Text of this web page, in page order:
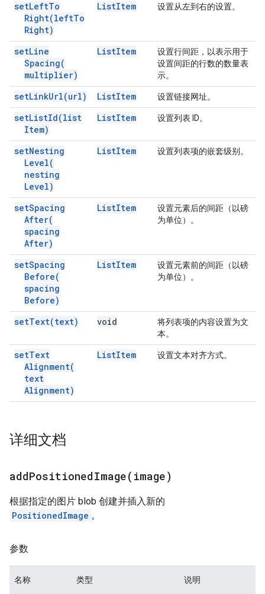
setLeftTo
Right(leftTo
Right)
ListItem 设置从左到右的设置。
setLine
Spacing(
multiplier)
ListItem
设置行间距，以表示用于
设置间距的行数的数量表
示。
setLinkUrl(url) ListItem 设置链接网址。
setListId(list
Item)
ListItem 设置列表 ID。
setNesting
Level(
nesting
Level)
ListItem 设置列表项的嵌套级别。
setSpacing
After(
spacing
After)
ListItem
设置元素后的间距（以磅
为单位）。
setSpacing
Before(
spacing
Before)
ListItem
设置元素前的间距（以磅
为单位）。
setText(text) void
将列表项的内容设置为文
本。
setText
Alignment(
text
Alignment)
ListItem 设置文本对齐方式。
详细文档
addPositionedImage( image)
根据指定的图片 blob 创建并插入新的
PositionedImage 。
参数
名称 类型 说明